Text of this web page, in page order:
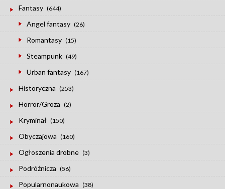
Fantasy (644)
Angel fantasy (26)
Romantasy (15)
Steampunk (49)
Urban fantasy (167)
Historyczna (253)
Horror/Groza (2)
Kryminał (150)
Obyczajowa (160)
Ogłoszenia drobne (3)
Podróżnicza (56)
Popularnonaukowa (38)